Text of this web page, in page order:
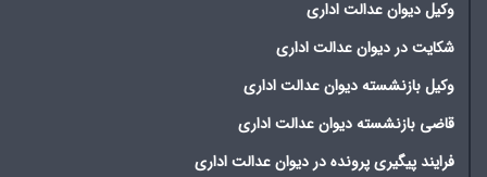
وکیل دیوان عدالت اداری
شکایت در دیوان عدالت اداری
وکیل بازنشسته دیوان عدالت اداری
قاضی بازنشسته دیوان عدالت اداری
فرایند پیگیری پرونده در دیوان عدالت اداری